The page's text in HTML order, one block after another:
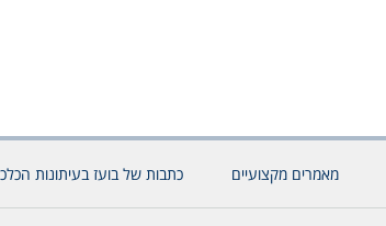
מאמרים מקצועיים כתבות של בועז בעיתונות